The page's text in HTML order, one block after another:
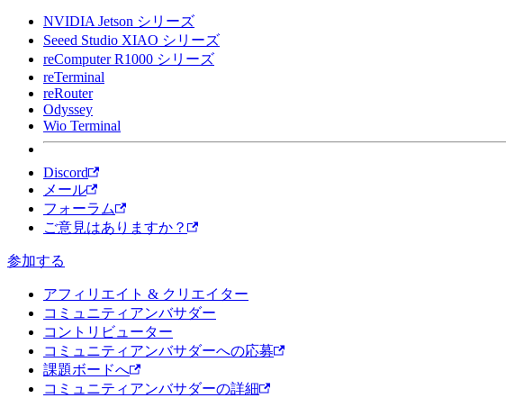
NVIDIA Jetson シリーズ
Seeed Studio XIAO シリーズ
reComputer R1000 シリーズ
reTerminal
reRouter
Odyssey
Wio Terminal
Discord
メール
フォーラム
ご意見はありますか？
参加する
アフィリエイト & クリエイター
コミュニティアンバサダー
コントリビューター
コミュニティアンバサダーへの応募
課題ボードへ
コミュニティアンバサダーの詳細